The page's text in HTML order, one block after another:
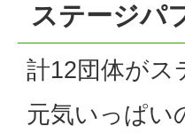
ステージパ
計12団体がス
元気いっぱい